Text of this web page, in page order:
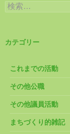
検
索:
カテゴリー
これまでの活動
その他公職
その他議員活動
まちづくり的雑記